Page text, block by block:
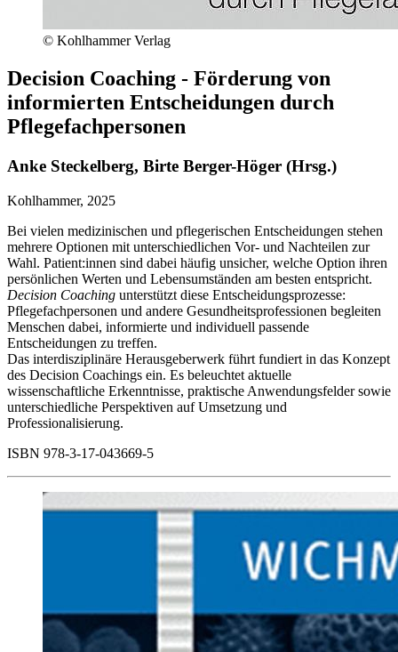
© Kohlhammer Verlag
Decision Coaching - Förderung von
informierten Entscheidungen durch
Pflegefachpersonen
Anke Steckelberg, Birte Berger-Höger (Hrsg.)
Kohlhammer, 2025
Bei vielen medizinischen und pflegerischen Entscheidungen stehen
mehrere Optionen mit unterschiedlichen Vor- und Nachteilen zur
Wahl. Patient:innen sind dabei häufig unsicher, welche Option ihren
persönlichen Werten und Lebensumständen am besten entspricht.
Decision Coaching unterstützt diese Entscheidungsprozesse:
Pflegefachpersonen und andere Gesundheitsprofessionen begleiten
Menschen dabei, informierte und individuell passende
Entscheidungen zu treffen.
Das interdisziplinäre Herausgeberwerk führt fundiert in das Konzept
des Decision Coachings ein. Es beleuchtet aktuelle
wissenschaftliche Erkenntnisse, praktische Anwendungsfelder sowie
unterschiedliche Perspektiven auf Umsetzung und
Professionalisierung.
ISBN 978-3-17-043669-5